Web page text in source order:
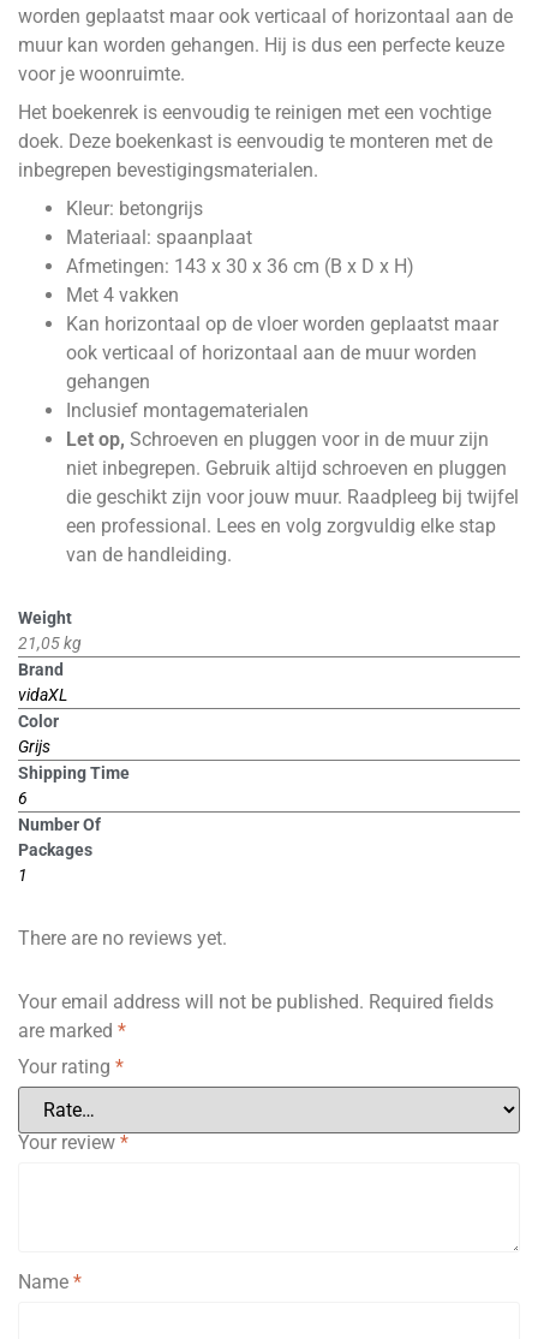
worden geplaatst maar ook verticaal of horizontaal aan de
muur kan worden gehangen. Hij is dus een perfecte keuze
voor je woonruimte.
Het boekenrek is eenvoudig te reinigen met een vochtige
doek. Deze boekenkast is eenvoudig te monteren met de
inbegrepen bevestigingsmaterialen.
Kleur: betongrijs
Materiaal: spaanplaat
Afmetingen: 143 x 30 x 36 cm (B x D x H)
Met 4 vakken
Kan horizontaal op de vloer worden geplaatst maar
ook verticaal of horizontaal aan de muur worden
gehangen
Inclusief montagematerialen
Let op, Schroeven en pluggen voor in de muur zijn
niet inbegrepen. Gebruik altijd schroeven en pluggen
die geschikt zijn voor jouw muur. Raadpleeg bij twijfel
een professional. Lees en volg zorgvuldig elke stap
van de handleiding.
Weight
21,05 kg
Brand
vidaXL
Color
Grijs
Shipping Time
6
Number Of
Packages
1
There are no reviews yet.
Your email address will not be published. Required fields
are marked *
Your rating *
Your review *
Name *